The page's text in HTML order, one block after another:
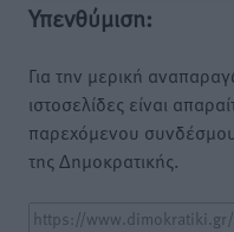
Υπενθύμιση:
Για την μερική
ιστοσελίδες είναι
παρεχόμενου
της Δημοκρατικής.